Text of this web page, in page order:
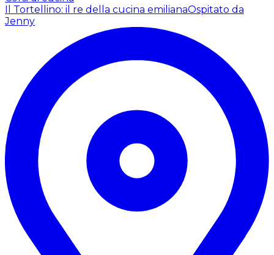
Il Tortellino: il re della cucina emilianaOspitato da
Jenny